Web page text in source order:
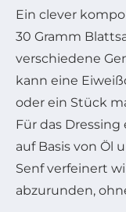
Ein clever
30 Gramm
verschiedene
kann eine
oder ein Stück
Für das
auf Basis von Öl
Senf verfeinert
abzurunden,